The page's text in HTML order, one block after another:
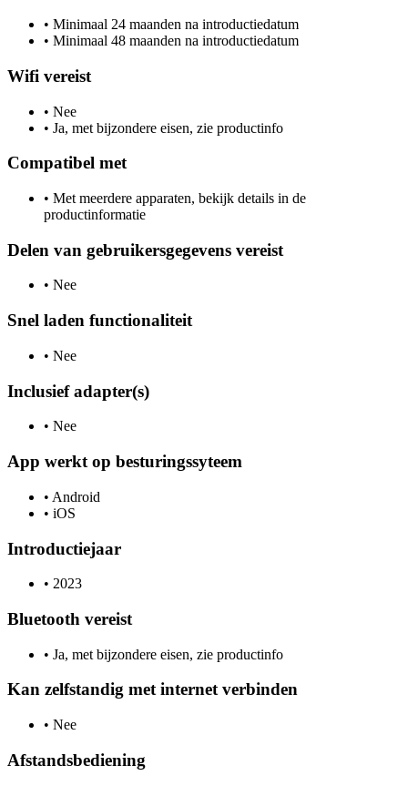
• Minimaal 24 maanden na introductiedatum
• Minimaal 48 maanden na introductiedatum
Wifi vereist
• Nee
• Ja, met bijzondere eisen, zie productinfo
Compatibel met
• Met meerdere apparaten, bekijk details in de
productinformatie
Delen van gebruikersgegevens vereist
• Nee
Snel laden functionaliteit
• Nee
Inclusief adapter(s)
• Nee
App werkt op besturingssyteem
• Android
• iOS
Introductiejaar
• 2023
Bluetooth vereist
• Ja, met bijzondere eisen, zie productinfo
Kan zelfstandig met internet verbinden
• Nee
Afstandsbediening